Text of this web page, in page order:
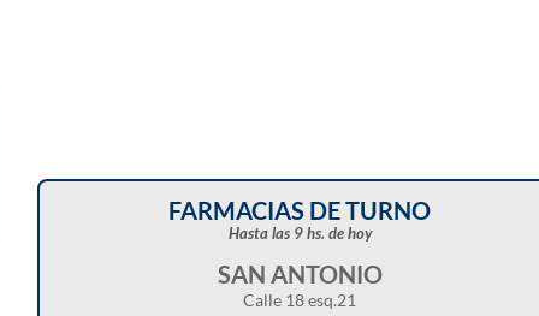
FARMACIAS DE TURNO
Hasta las 9 hs. de hoy
SAN ANTONIO
Calle 18 esq.21